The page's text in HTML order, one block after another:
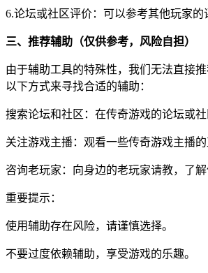
6.论坛或社区评价：可以参考其他玩家的
三、推荐辅助（仅供参考，风险自担）
由于辅助工具的特殊性，我们无法直接
以下方式来寻找合适的辅助：
搜索论坛和社区：在传奇游戏的论坛或
关注游戏主播：观看一些传奇游戏主播
咨询老玩家：向身边的老玩家请教，了
重要提示：
使用辅助存在风险，请谨慎选择。
不要过度依赖辅助，享受游戏的乐趣。